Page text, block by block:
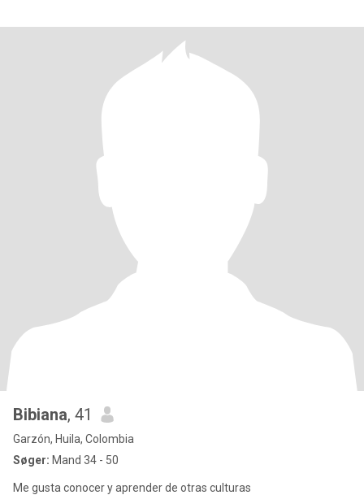
Bibiana, 41
Garzón, Huila, Colombia
Søger: Mand 34 - 50
Me gusta conocer y aprender de otras culturas